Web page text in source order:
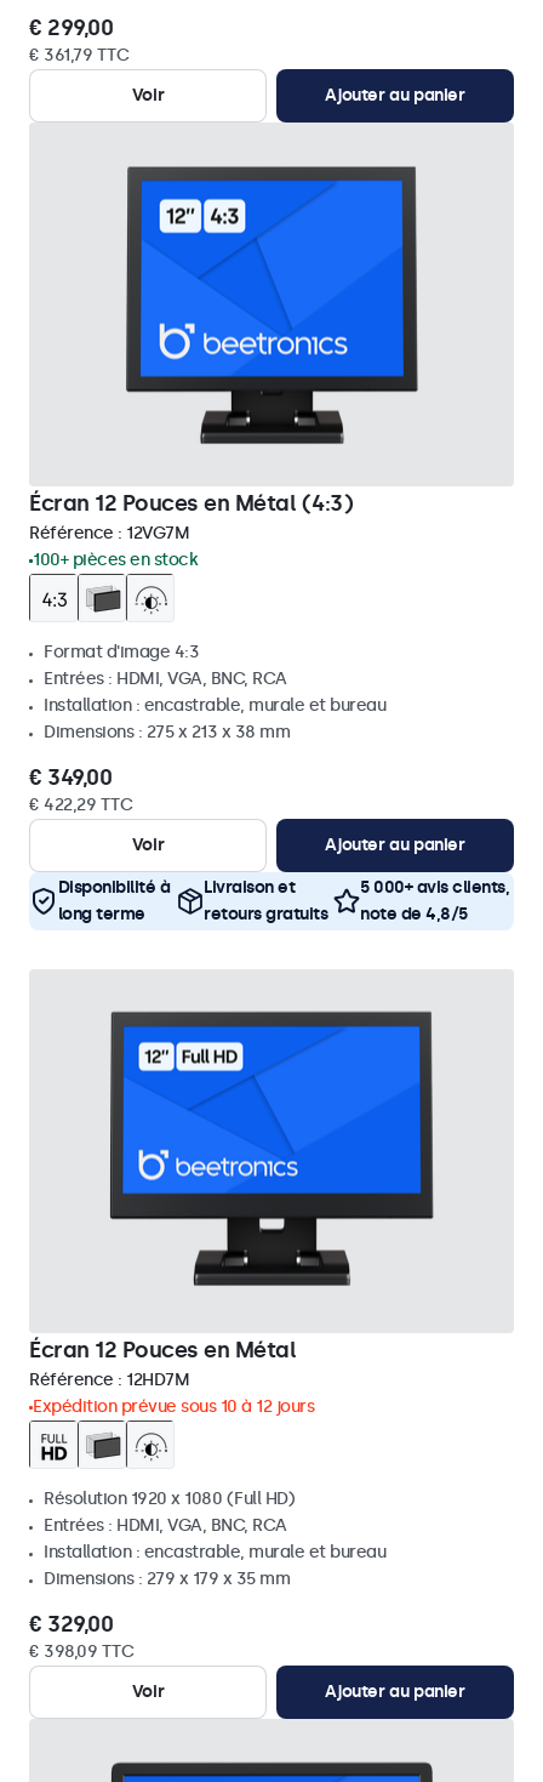
€ 299,00
€ 361,79 TTC
Voir
Ajouter au panier
Écran 12 Pouces en Métal (4:3)
Référence : 12VG7M
100+ pièces en stock
Format d'image 4:3
Entrées : HDMI, VGA, BNC, RCA
Installation : encastrable, murale et bureau
Dimensions : 275 x 213 x 38 mm
€ 349,00
€ 422,29 TTC
Voir
Ajouter au panier
Disponibilité à
long terme
Livraison et
retours gratuits
5 000+ avis clients,
note de 4,8/5
Écran 12 Pouces en Métal
Référence : 12HD7M
Expédition prévue sous 10 à 12 jours
Résolution 1920 x 1080 (Full HD)
Entrées : HDMI, VGA, BNC, RCA
Installation : encastrable, murale et bureau
Dimensions : 279 x 179 x 35 mm
€ 329,00
€ 398,09 TTC
Voir
Ajouter au panier